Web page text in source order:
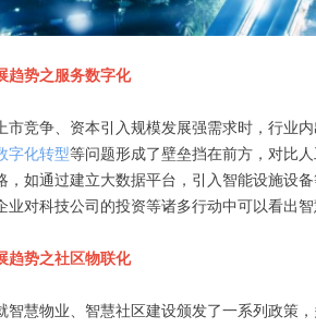
趋势之服务数字化
市竞争、资本引入规模发展强需求时，行业
字化转型等问题形成了壁垒挡在前方，对比
，如通过建立大数据平台，引入智能设施设
业对科技公司的投资等诸多行动中可以看出
趋势之社区物联化
智慧物业、智慧社区建设颁发了一系列政策